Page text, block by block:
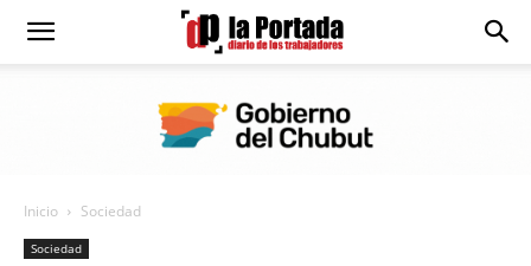
Diario
Portada
Inicio Sociedad
Sociedad